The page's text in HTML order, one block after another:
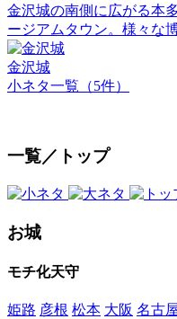
金沢城の南側に広がる本
ージアムタウン。様々
金沢城
小ネタ一覧（5件）
一覧／トップ
お城
モチ化天守
姫路 彦根 松本 大阪 名古